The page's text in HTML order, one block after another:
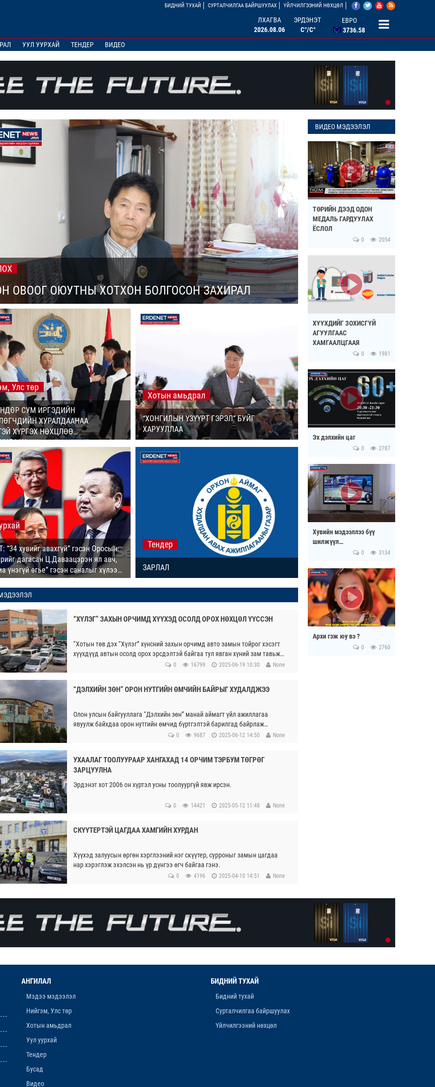
БИДНИЙ ТУХАЙ СУРТАЛЧИЛГАА БАЙРШУУЛАХ ҮЙЛЧИЛГЭЭНИЙ НӨХЦӨЛ
ЛХАГВА
2026.08.06
ЭРДЭНЭТ
C°/C°
3527.07
ЕВРО
3736.58
БНХАУ ЮАНЬ
46.46
БНСУ ВОН
2.67
УУЛ УУРХАЙ ТЕНДЕР ВИДЕО
ОВООГ ОЮУТНЫ ХОТХОН БОЛГОСОН ЗАХИРАЛ
Улс төр
СУМ ИРГЭДИЙН
ХУРАЛДААНАА
ХҮРГЭХ НӨХЦЛӨӨ
Хотын амьдрал
“ХОНГИЛЫН ҮЗҮҮРТ ГЭРЭЛ” БУЙГ
ХАРУУЛЛАА
“34 хувийг авахгүй” гэсэн Оросын
дагасан Ц.Даваацэрэн ял авч,
үнэгүй өгье” гэсэн саналыг хүлээн
хүмүүс хариуцлагагүй үлдэв
Тендер
ЗАРЛАЛ
“ХҮЛЭГ” ЗАХЫН ОРЧИМД ХҮҮХЭД ОСОЛД ОРОХ НӨХЦӨЛ ҮҮССЭН
“Хотын төв дэх “Хүлэг” хүнсний захын орчимд авто замын тойрог хэсэгт
хүүхдүүд автын осолд орох эрсдэлтэй байгаа тул явган хүний зам тавьж
0 16799 2025-06-19 10:30 None
“ДЭЛХИЙН ЗӨН” ОРОН НУТГИЙН ӨМЧИЙН БАЙРЫГ ХУДАЛДЖЭЭ
Олон улсын байгууллага “Дэлхийн зөн” манай аймагт үйл ажиллагаа
явуулж байхдаа орон нутгийн өмчид бүртгэлтэй барилгад байрлаж
0 9687 2025-06-12 14:50 None
УХААЛАГ ТООЛУУРААР ХАНГАХАД 14 ОРЧИМ ТЭРБУМ ТӨГРӨГ
ЗАРЦУУЛНА
Эрдэнэт хот 2006 он хүртэл усны тоолуургүй явж ирсэн.
0 14421 2025-05-12 11:48 None
СКҮҮТЕРТЭЙ ЦАГДАА ХАМГИЙН ХУРДАН
Хүүхэд залуусын өргөн хэрглээний нэг скүүтер, сурроныг замын цагдаа
нар хэрэглэж эхэлсэн нь үр дүнгээ өгч байгаа гэнэ.
0 4196 2025-04-10 14:51 None
ВИДЕО МЭДЭЭЛЭЛ
ТӨРИЙН ДЭЭД ОДОН
МЕДАЛЬ ГАРДУУЛАХ
ЁСЛОЛ
0 2054
ХҮҮХДИЙГ ЗОХИСГҮЙ
АГУУЛГААС
ХАМГААЛЦГААЯ
0 1981
Эх дэлхийн цаг
0 2787
Хувийн мэдээллээ бүү
шилжүүл…
0 3134
Архи гэж юу вэ ?
0 2760
АНГИЛАЛ
Мэдээ мэдээлэл
Нийгэм, Улс төр
Хотын амьдрал
Уул уурхай
Тендер
Бусад
Видео
БИДНИЙ ТУХАЙ
Бидний тухай
Сурталчилгаа байршуулах
Үйлчилгээний нөхцөл